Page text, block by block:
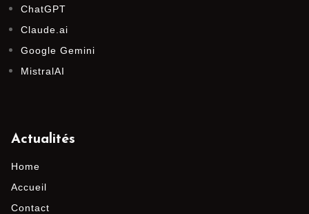
ChatGPT
Claude.ai
Google Gemini
MistralAI
Actualités
Home
Accueil
Contact